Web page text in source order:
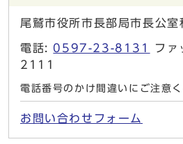
尾鷲市役所市長部局市長公室
電話: 0597-23-8131
フ
2111
電話番号のかけ間違いにご注意く
お問い合わせフォーム